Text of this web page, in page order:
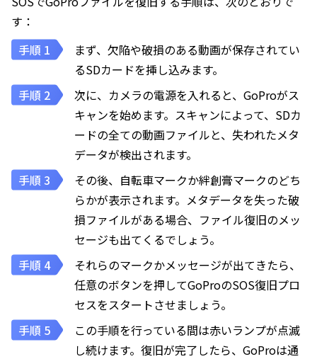
す：
まず、欠陥や破損のある動画が保存されてい
るSDカードを挿し込みます。
次に、カメラの電源を入れると、GoProがス
キャンを始めます。スキャンによって、SDカ
ードの全ての動画ファイルと、失われたメタ
データが検出されます。
その後、自転車マークか絆創膏マークのどち
らかが表示されます。メタデータを失った破
損ファイルがある場合、ファイル復旧のメッ
セージも出てくるでしょう。
それらのマークかメッセージが出てきたら、
任意のボタンを押してGoProのSOS復旧プロ
セスをスタートさせましょう。
この手順を行っている間は赤いランプが点滅
し続けます。復旧が完了したら、GoProは通